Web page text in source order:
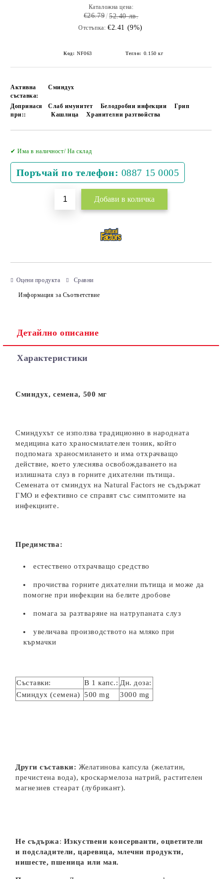
Каталожна цена:
€26.79 52.40 лв.
Отстъпка: €2.41 (9%)
Код: NF063 Тегло: 0.150 кг
Активна
съставка:
Сминдух
Допринася
при::
Слаб имунитет Белодробни инфекции
Грип
Кашлица
Хранителни разтвойства
✔ Има в наличност/ На склад
Поръчай по телефон: 0887 15 0005
Оцени продукта Сравни
Информация за Съответствие
Детайлно описание
Характеристики
Сминдух, семена, 500 мг
Сминдухът се използва традиционно в народната
медицина като храносмилателен тоник, който
подпомага храносмилането и има отхрачващо
действие, което улеснява освобождаването на
излишната слуз в горните дихателни пътища.
Семената от сминдух на Natural Factors не съдържат
ГМО и ефективно се справят със симптомите на
инфекциите.
Предимства:
естествено отхрачващо средство
прочиства горните дихателни пътища и може да
помогне при инфекции на белите дробове
помага за разтваряне на натрупаната слуз
увеличава производството на мляко при
кърмачки
Съставки: В 1 капс.: Дн. доза:
Сминдух (семена)
500 mg 3000 mg
Други съставки: Желатинова капсула (желатин,
пречистена вода), кроскармелоза натрий, растителен
магнезиев стеарат (лубрикант).
Не съдържа: Изкуствени консерванти, оцветители
и подсладители, царевица, млечни продукти,
нишесте, пшеница или мая.